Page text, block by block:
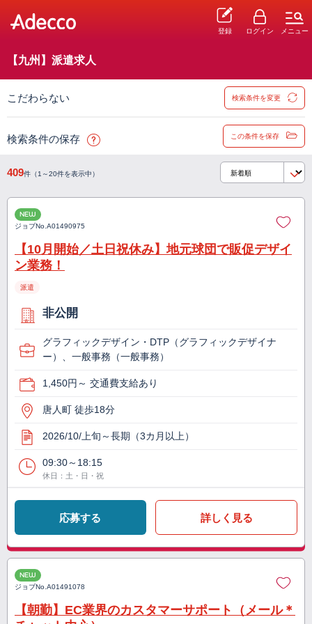
登録 ログイン メニュー
【九州】派遣求人
こだわらない 検索条件を変更
検索条件の保存 この条件を保存
409件（1～20件を表示中）
NEW
ジョブNo.A01490975
【10月開始／土日祝休み】地元球団で販促デザイ
ン業務！
派遣
非公開
グラフィックデザイン・DTP（グラフィックデザイナ
ー）、一般事務（一般事務）
1,450円～ 交通費支給あり
唐人町 徒歩18分
2026/10/上旬～長期（3カ月以上）
09:30～18:15
休日：土・日・祝
応募する 詳しく見る
NEW
ジョブNo.A01491078
【朝勤】EC業界のカスタマーサポート（メール＊